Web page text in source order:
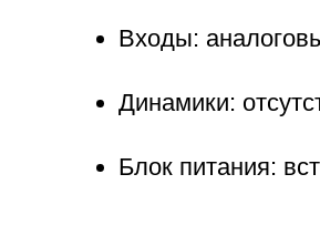
Входы:
Динамики:
Блок питания: